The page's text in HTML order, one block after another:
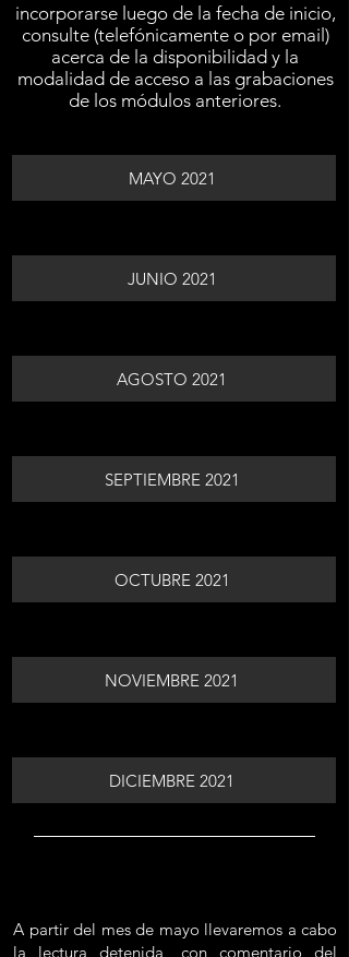
incorporarse luego de la fecha de inicio,
consulte (telefónicamente o por email)
acerca de la disponibilidad y la
modalidad de acceso a las grabaciones
de los módulos anteriores.
MAYO 2021
JUNIO 2021
AGOSTO 2021
SEPTIEMBRE 2021
OCTUBRE 2021
NOVIEMBRE 2021
DICIEMBRE 2021
A partir del mes de mayo llevaremos a cabo
la lectura detenida, con comentario del